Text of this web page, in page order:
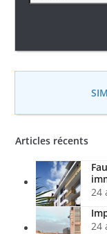
Articles récents
24
24